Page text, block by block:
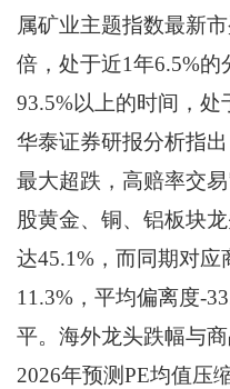
属矿业主题指数最新
倍，处于近1年6.5%
93.5%以上的时间，处
华泰证券研报分析指
最大超跌，高赔率交
股黄金、铜、铝板块
达45.1%，而同期对
11.3%，平均偏离度-
平。海外龙头跌幅与
2026年预测PE均值压